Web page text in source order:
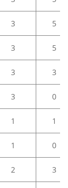
3 5
3 5
3 3
3 0
1 1
1 0
2 3